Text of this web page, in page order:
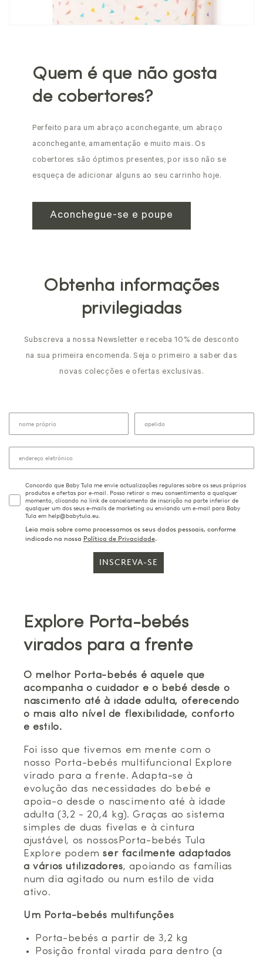
Quem é que não gosta
de cobertores?
Perfeito para um abraço aconchegante, um abraço
aconchegante, amamentação e muito mais. Os
cobertores são óptimos presentes, por isso não se
esqueça de adicionar alguns ao seu carrinho hoje.
Aconchegue-se e poupe
Obtenha informações
privilegiadas
Subscreva a nossa Newsletter e receba 10% de desconto
na sua primeira encomenda. Seja o primeiro a saber das
novas colecções e ofertas exclusivas.
Concordo que Baby Tula me envie actualizações regulares sobre os seus próprios
produtos e ofertas por e-mail. Posso retirar o meu consentimento a qualquer
momento, clicando no link de cancelamento de inscrição na parte inferior de
qualquer um dos seus e-mails de marketing ou enviando um e-mail para Baby
Tula em help@babytula.eu.
Leia mais sobre como processamos os seus dados pessoais, conforme
indicado na nossa Política de Privacidade.
INSCREVA-SE
Explore Porta-bebés
virados para a frente
O melhor Porta-bebés é aquele que
acompanha o cuidador e o bebé desde o
nascimento até à idade adulta, oferecendo
o mais alto nível de flexibilidade, conforto
e estilo.
Foi isso que tivemos em mente com o
nosso Porta-bebés multifuncional Explore
virado para a frente. Adapta-se à
evolução das necessidades do bebé e
apoia-o desde o nascimento até à idade
adulta (3,2 - 20,4 kg). Graças ao sistema
simples de duas fivelas e à cintura
ajustável, os nossosPorta-bebés Tula
Explore podemser facilmente adaptados
a vários utilizadores, apoiando as famílias
num dia agitado ou num estilo de vida
ativo.
Um Porta-bebés multifunções
Porta-bebés a partir de 3,2 kg
Posição frontal virada para dentro (a